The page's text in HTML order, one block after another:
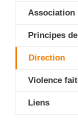
Association
Principes
Direction
Violence
Liens